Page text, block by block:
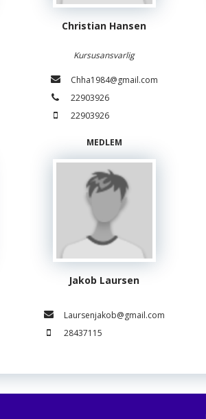
Christian Hansen
Kursusansvarlig
Chha1984@gmail.com
22903926
22903926
MEDLEM
Jakob Laursen
Laursenjakob@gmail.com
28437115